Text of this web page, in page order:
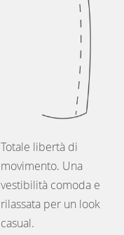
Totale libertà di
movimento. Una
vestibilità comoda e
rilassata per un look
casual.